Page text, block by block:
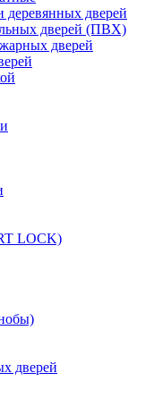
деревянных дверей
дверей (ПВХ)
дверей
LOCK)
дверей